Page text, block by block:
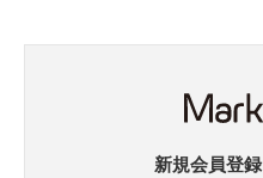
新規会員登録